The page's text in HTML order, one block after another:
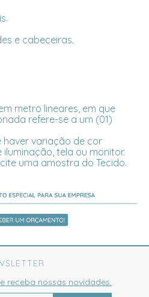
e cabeceiras.
metro lineares, em que
refere-se a um (01)
haver variação de cor
tela ou monitor.
uma amostra do Tecido.
receba nossas novidades.